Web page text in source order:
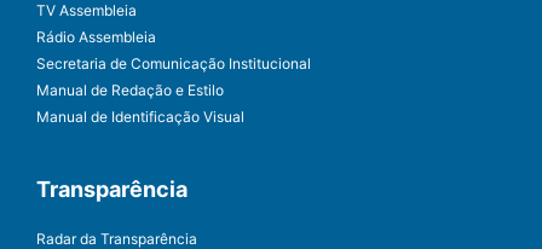
TV Assembleia
Rádio Assembleia
Secretaria de Comunicação Institucional
Manual de Redação e Estilo
Manual de Identificação Visual
Transparência
Radar da Transparência